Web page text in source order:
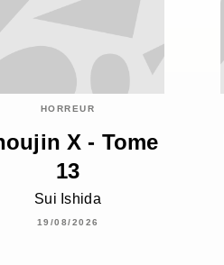
HORREUR
X - Tome
13
Sui Ishida
19/08/2026